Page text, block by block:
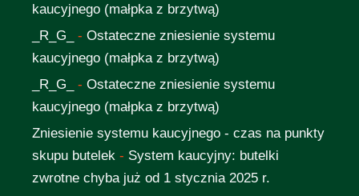
kaucyjnego (małpka z brzytwą)
_R_G_
- Ostateczne zniesienie systemu
kaucyjnego (małpka z brzytwą)
_R_G_
- Ostateczne zniesienie systemu
kaucyjnego (małpka z brzytwą)
Zniesienie systemu kaucyjnego - czas na punkty
skupu butelek - System kaucyjny: butelki
zwrotne chyba już od 1 stycznia 2025 r.